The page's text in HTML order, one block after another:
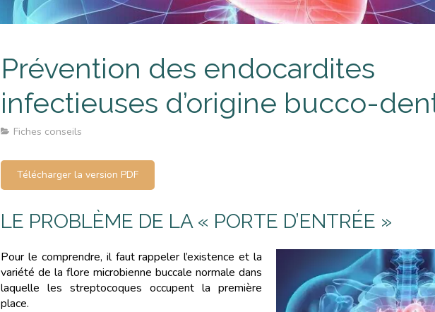
Prévention des endocardites
infectieuses d’origine bucco-
Fiches conseils
Télécharger la version PDF
LE PROBLÈME DE LA « PORTE D’ENTRÉE »
Pour le comprendre, il faut rappeler l’existence et la
variété de la flore microbienne buccale normale dans
laquelle les streptocoques occupent la première
place.